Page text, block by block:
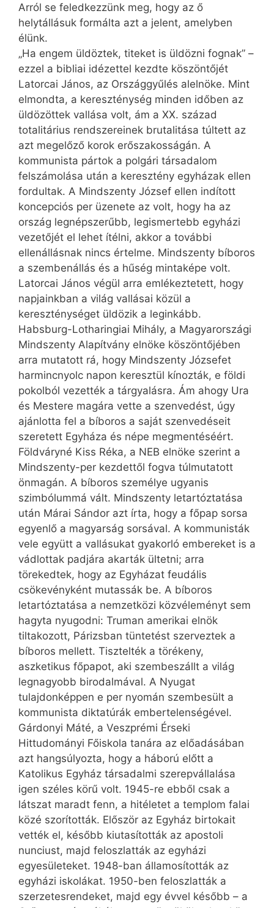
Arról se feledkezzünk meg, hogy az ő
helytállásuk formálta azt a jelent, amelyben
élünk.
„Ha engem üldöztek, titeket is üldözni fognak” –
ezzel a bibliai idézettel kezdte köszöntőjét
Latorcai János, az Országgyűlés alelnöke. Mint
elmondta, a kereszténység minden időben az
üldözöttek vallása volt, ám a XX. század
totalitárius rendszereinek brutalitása túltett az
azt megelőző korok erőszakosságán. A
kommunista pártok a polgári társadalom
felszámolása után a keresztény egyházak ellen
fordultak. A Mindszenty József ellen indított
koncepciós per üzenete az volt, hogy ha az
ország legnépszerűbb, legismertebb egyházi
vezetőjét el lehet ítélni, akkor a további
ellenállásnak nincs értelme. Mindszenty bíboros
a szembenállás és a hűség mintaképe volt.
Latorcai János végül arra emlékeztetett, hogy
napjainkban a világ vallásai közül a
kereszténységet üldözik a leginkább.
Habsburg-Lotharingiai Mihály, a Magyarországi
Mindszenty Alapítvány elnöke köszöntőjében
arra mutatott rá, hogy Mindszenty Józsefet
harmincnyolc napon keresztül kínozták, e földi
pokolból vezették a tárgyalásra. Ám ahogy Ura
és Mestere magára vette a szenvedést, úgy
ajánlotta fel a bíboros a saját szenvedéseit
szeretett Egyháza és népe megmentéséért.
Földváryné Kiss Réka, a NEB elnöke szerint a
Mindszenty-per kezdettől fogva túlmutatott
önmagán. A bíboros személye ugyanis
szimbólummá vált. Mindszenty letartóztatása
után Márai Sándor azt írta, hogy a főpap sorsa
egyenlő a magyarság sorsával. A kommunisták
vele együtt a vallásukat gyakorló embereket is a
vádlottak padjára akarták ültetni; arra
törekedtek, hogy az Egyházat feudális
csökevényként mutassák be. A bíboros
letartóztatása a nemzetközi közvéleményt sem
hagyta nyugodni: Truman amerikai elnök
tiltakozott, Párizsban tüntetést szerveztek a
bíboros mellett. Tisztelték a törékeny,
aszketikus főpapot, aki szembeszállt a világ
legnagyobb birodalmával. A Nyugat
tulajdonképpen e per nyomán szembesült a
kommunista diktatúrák embertelenségével.
Gárdonyi Máté, a Veszprémi Érseki
Hittudományi Főiskola tanára az előadásában
azt hangsúlyozta, hogy a háború előtt a
Katolikus Egyház társadalmi szerepvállalása
igen széles körű volt. 1945-re ebből csak a
látszat maradt fenn, a hitéletet a templom falai
közé szorították. Először az Egyház birtokait
vették el, később kiutasították az apostoli
nunciust, majd feloszlatták az egyházi
egyesületeket. 1948-ban államosították az
egyházi iskolákat. 1950-ben feloszlatták a
szerzetesrendeket, majd egy évvel később – a